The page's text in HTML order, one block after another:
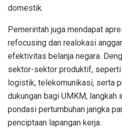
domestik.
Pemerintah juga mendapat
refocusing dan realokasi
efektivitas belanja negara.
sektor-sektor produktif,
logistik, telekomunikasi, serta
dukungan bagi UMKM, langkah
pondasi pertumbuhan jangka
penciptaan lapangan kerja.